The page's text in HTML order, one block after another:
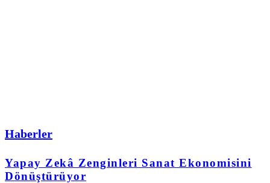
Haberler
Yapay Zekâ Zenginleri Sanat Ekonomisini
Dönüştürüyor